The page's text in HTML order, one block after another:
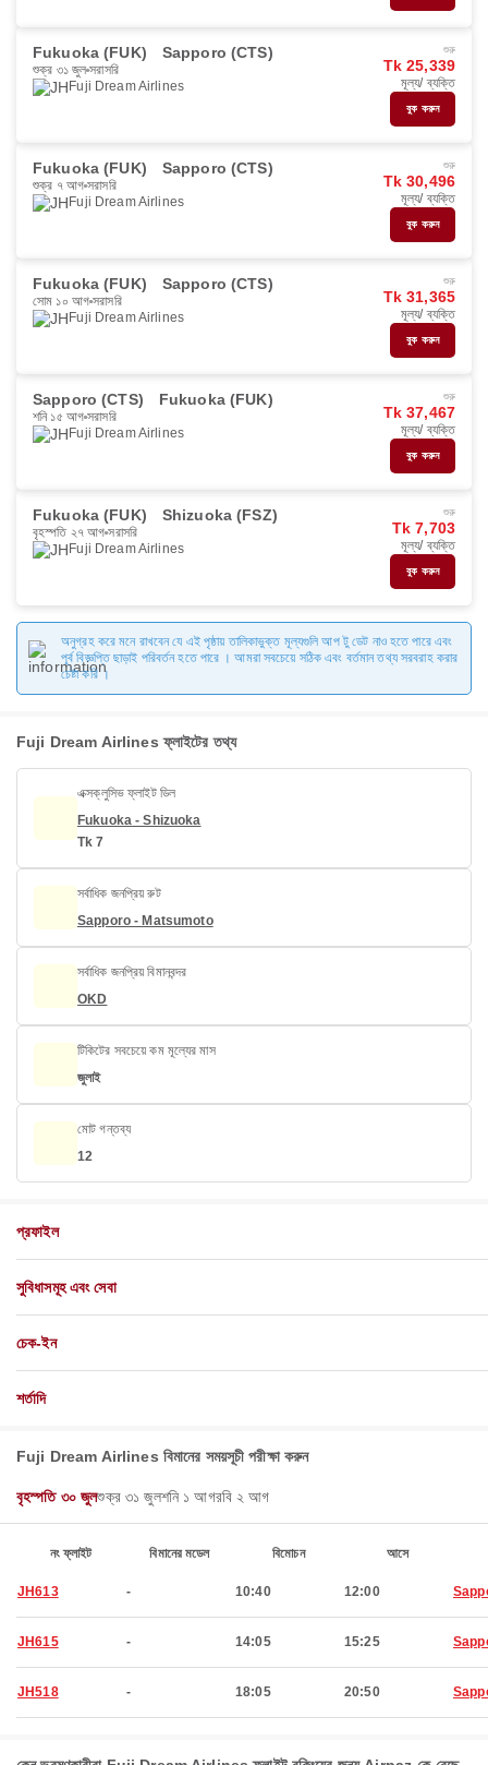
Fukuoka (FUK) Sapporo (CTS)
শুক্র ৩১ জুল সরাসরি
Fuji Dream Airlines
শুরু
Tk 25,339
মূল্য/ ব্যক্তি
বুক করুন
Fukuoka (FUK) Sapporo (CTS)
শুক্র ৭ আগ সরাসরি
Fuji Dream Airlines
শুরু
Tk 30,496
মূল্য/ ব্যক্তি
বুক করুন
Fukuoka (FUK) Sapporo (CTS)
সোম ১০ আগ সরাসরি
Fuji Dream Airlines
শুরু
Tk 31,365
মূল্য/ ব্যক্তি
বুক করুন
Sapporo (CTS) Fukuoka (FUK)
শনি ১৫ আগ সরাসরি
Fuji Dream Airlines
শুরু
Tk 37,467
মূল্য/ ব্যক্তি
বুক করুন
Fukuoka (FUK) Shizuoka (FSZ)
বৃহস্পতি ২৭ আগ সরাসরি
Fuji Dream Airlines
শুরু
Tk 7,703
মূল্য/ ব্যক্তি
বুক করুন
অনুগ্রহ করে মনে রাখবেন যে এই পৃষ্ঠায় তালিকাভুক্ত মূল্যগুলি আপ টু ডেট নাও হতে পারে এবং
পূর্ব বিজ্ঞপ্তি ছাড়াই পরিবর্তন হতে পারে । আমরা সবচেয়ে সঠিক এবং বর্তমান তথ্য সরবরাহ করার
চেষ্টা করি ।
Fuji Dream Airlines ফ্লাইটের তথ্য
এক্সক্লুসিভ ফ্লাইট ডিল
Fukuoka - Shizuoka
Tk 7
সর্বাধিক জনপ্রিয় রুট
Sapporo - Matsumoto
সর্বাধিক জনপ্রিয় বিমানবন্দর
OKD
টিকিটের সবচেয়ে কম মূল্যের মাস
জুলাই
মোট গন্তব্য
12
প্রফাইল
সুবিধাসমূহ এবং সেবা
চেক-ইন
শর্তাদি
Fuji Dream Airlines বিমানের সময়সূচী পরীক্ষা করুন
বৃহস্পতি ৩০ জুলশুক্র ৩১ জুলশনি ১ আগরবি ২ আগ
নং ফ্লাইট বিমানের মডেল বিমোচন আসে
JH613 - 10:40 12:00
JH615 - 14:05 15:25
JH518 - 18:05 20:50